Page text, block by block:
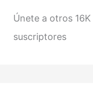
n
e
Únete a otros 16K
suscriptores